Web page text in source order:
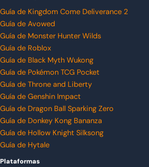
Guía de Kingdom Come Deliverance 2
Guía de Avowed
Guía de Monster Hunter Wilds
Guía de Roblox
Guía de Black Myth Wukong
Guía de Pokémon TCG Pocket
Guía de Throne and Liberty
Guía de Genshin Impact
Guía de Dragon Ball Sparking Zero
Guía de Donkey Kong Bananza
Guía de Hollow Knight Silksong
Guía de Hytale
Plataformas